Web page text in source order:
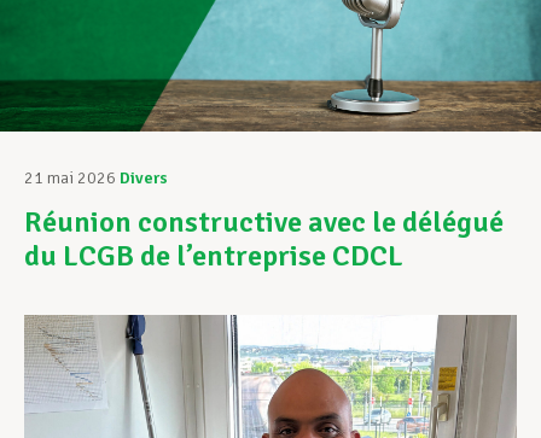
Structures syndicales
Assistance au Travail
Vos droits
Assistance en vie privée
Développement professionnel
21 mai 2026 Divers
Réunion constructive avec le délégué
du LCGB de l’entreprise CDCL